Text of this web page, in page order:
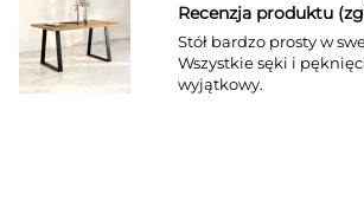
Recenzja produktu
Stół bardzo prosty w
Wszystkie sęki i
wyjątkowy.